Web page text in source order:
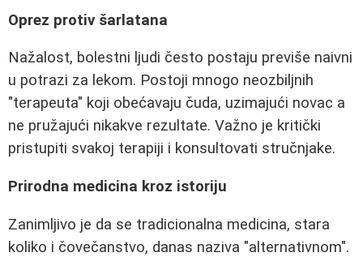
Oprez protiv šarlatana
Nažalost, bolestni ljudi često postaju previše naivni
u potrazi za lekom. Postoji mnogo neozbiljnih
"terapeuta" koji obećavaju čuda, uzimajući novac a
ne pružajući nikakve rezultate. Važno je kritički
pristupiti svakoj terapiji i konsultovati stručnjake.
Prirodna medicina kroz istoriju
Zanimljivo je da se tradicionalna medicina, stara
koliko i čovečanstvo, danas naziva "alternativnom".